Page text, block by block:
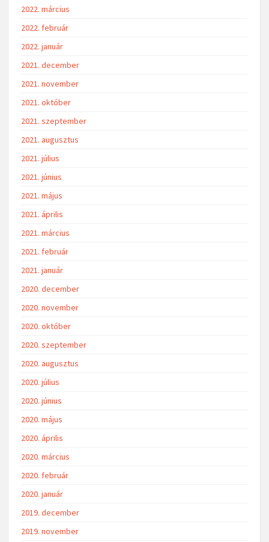
2022. március
2022. február
2022. január
2021. december
2021. november
2021. október
2021. szeptember
2021. augusztus
2021. július
2021. június
2021. május
2021. április
2021. március
2021. február
2021. január
2020. december
2020. november
2020. október
2020. szeptember
2020. augusztus
2020. július
2020. június
2020. május
2020. április
2020. március
2020. február
2020. január
2019. december
2019. november